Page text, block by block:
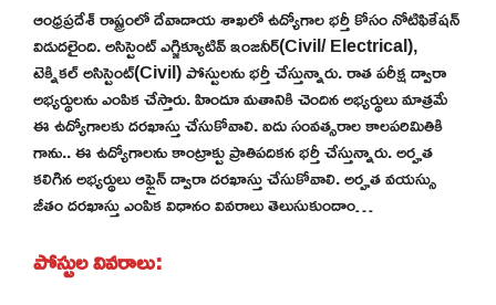
ఆంధ్రప్రదేశ్ రాష్ట్రంలో దేవాదాయ శాఖలో ఉద్యోగాల భర్తీ కోసం నోటిఫికేషన్
విడుదలైంది. అసిస్టెంట్ ఎగ్జిక్యూటివ్ ఇంజనీర్(Civil/ Electrical),
టెక్నికల్ అసిస్టెంట్(Civil) పోస్టులను భర్తీ చేస్తున్నారు. రాత పరీక్ష ద్వారా
అభ్యర్థులను ఎంపిక చేస్తారు. హిందూ మతానికి చెందిన అభ్యర్థులు మాత్రమే
ఈ ఉద్యోగాలకు దరఖాస్తు చేసుకోవాలి. ఐదు సంవత్సరాల కాలపరిమితికి
గాను.. ఈ ఉద్యోగాలను కాంట్రాక్టు ప్రాతిపదికన భర్తీ చేస్తున్నారు. అర్హత
కలిగిన అభ్యర్థులు ఆఫ్లైన్ ద్వారా దరఖాస్తు చేసుకోవాలి. అర్హత వయస్సు
జీతం దరఖాస్తు ఎంపిక విధానం వివరాలు తెలుసుకుందాం…
పోస్టుల వివరాలు: